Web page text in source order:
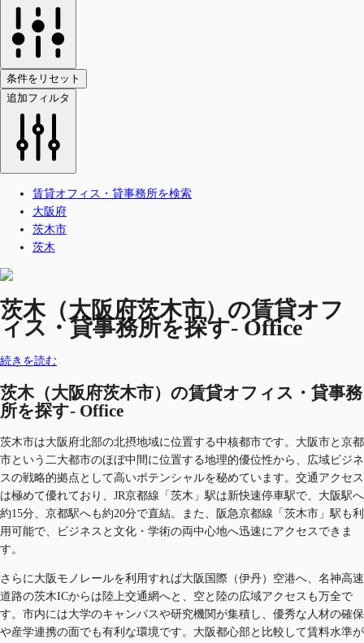
条件をリセット
追加フィルタ
賃貸オフィス・貸事務所を検索
大阪府
茨木市
茨木
茨木（大阪府茨木市）の賃貸オフ
ィス・貸事務所を探す- Office
続きを読む
茨木（大阪府茨木市）の賃貸オフィス・貸事務
所を探す- Office
茨木市は大阪府北部の北摂地域に位置する中核都市です。大阪市と京都
市という二大都市のほぼ中間に位置する地理的優位性から、広域ビジネ
スの戦略的拠点として高いポテンシャルを秘めています。交通アクセス
は極めて優れており、JR京都線「茨木」駅は新快速停車駅で、大阪駅へ
約15分、京都駅へも約20分で直結。また、阪急京都線「茨木市」駅も利
用可能で、ビジネスと文化・学術の両中心地へ迅速にアクセスできま
す。
さらに大阪モノレールを利用すれば大阪国際（伊丹）空港へ、名神高速
道路の茨木ICからは陸上交通網へと、空と陸の広域アクセスも万全で
す。市内には大学のキャンパスや研究機関が集積し、優秀な人材の確保
や産学連携の面でも有利な環境です。大阪都心部と比較して賃料水準が